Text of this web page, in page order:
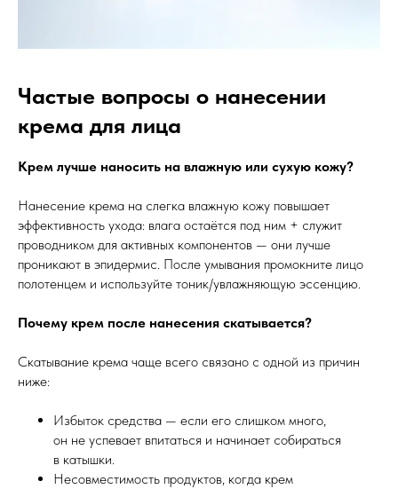
Частые вопросы о нанесении
крема для лица
Крем лучше наносить на влажную или сухую кожу?
Нанесение крема на слегка влажную кожу повышает
эффективность ухода: влага остаётся под ним + служит
проводником для активных компонентов — они лучше
проникают в эпидермис. После умывания промокните лицо
полотенцем и используйте тоник/увлажняющую эссенцию.
Почему крем после нанесения скатывается?
Скатывание крема чаще всего связано с одной из причин
ниже:
Избыток средства — если его слишком много,
он не успевает впитаться и начинает собираться
в катышки.
Несовместимость продуктов, когда крем